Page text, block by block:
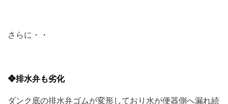
さらに・・
❖排水弁も劣化
ダンク底の排水弁ゴムが変形しており水が便器側へ漏れ続